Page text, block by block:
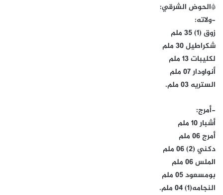
*الحوض الشرقي:
-ولاته:
زوق (1) 35 ملم
شكراطيل 30 ملم
لكليبات 13 ملم
أنواودار 07 ملم
الستريه 03 ملم.
-أمرج:
أشبار 10 ملم
أمرج 06 ملم
دكني (2) 06 ملم
الملس 06 ملم
بومسعود 05 ملم
النجامه(1) 04 ملم.